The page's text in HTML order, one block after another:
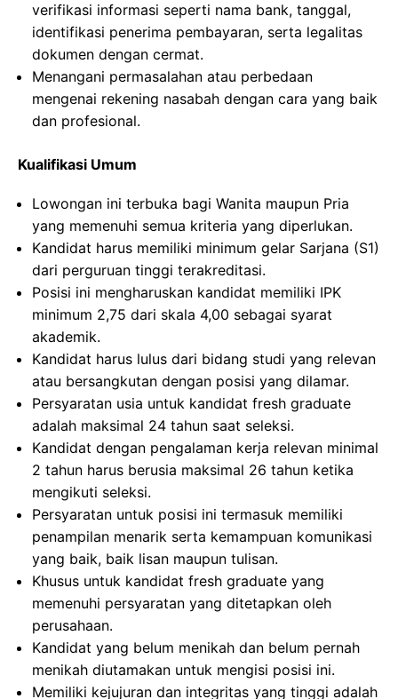
verifikasi informasi seperti nama bank, tanggal,
identifikasi penerima pembayaran, serta legalitas
dokumen dengan cermat.
Menangani permasalahan atau perbedaan
mengenai rekening nasabah dengan cara yang baik
dan profesional.
Kualifikasi Umum
Lowongan ini terbuka bagi Wanita maupun Pria
yang memenuhi semua kriteria yang diperlukan.
Kandidat harus memiliki minimum gelar Sarjana (S1)
dari perguruan tinggi terakreditasi.
Posisi ini mengharuskan kandidat memiliki IPK
minimum 2,75 dari skala 4,00 sebagai syarat
akademik.
Kandidat harus lulus dari bidang studi yang relevan
atau bersangkutan dengan posisi yang dilamar.
Persyaratan usia untuk kandidat fresh graduate
adalah maksimal 24 tahun saat seleksi.
Kandidat dengan pengalaman kerja relevan minimal
2 tahun harus berusia maksimal 26 tahun ketika
mengikuti seleksi.
Persyaratan untuk posisi ini termasuk memiliki
penampilan menarik serta kemampuan komunikasi
yang baik, baik lisan maupun tulisan.
Khusus untuk kandidat fresh graduate yang
memenuhi persyaratan yang ditetapkan oleh
perusahaan.
Kandidat yang belum menikah dan belum pernah
menikah diutamakan untuk mengisi posisi ini.
Memiliki kejujuran dan integritas yang tinggi adalah